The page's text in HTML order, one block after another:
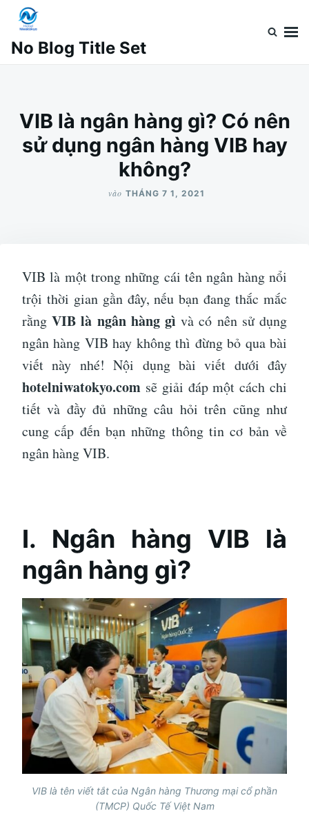
Nhảy
nội
Tìm
kiếm
cho:
No Blog Title Set
VIB là ngân hàng gì? Có nên
sử dụng ngân hàng VIB hay
không?
vào THÁNG 7 1, 2021
VIB là một trong những cái tên ngân hàng nổi
trội thời gian gần đây, nếu bạn đang thắc mắc
rằngVIB là ngân hàng gì và có nên sử dụng
ngân hàng VIB hay không thì đừng bỏ qua bài
viết này nhé! Nội dụng bài viết dưới đây
hotelniwatokyo.com sẽ giải đáp một cách chi
tiết và đầy đủ những câu hỏi trên cũng như
cung cấp đến bạn những thông tin cơ bản về
ngân hàng VIB.
I. Ngân hàng VIB là
ngân hàng gì?
VIB là tên viết tắt của Ngân hàng Thương mại cổ phần
(TMCP) Quốc Tế Việt Nam